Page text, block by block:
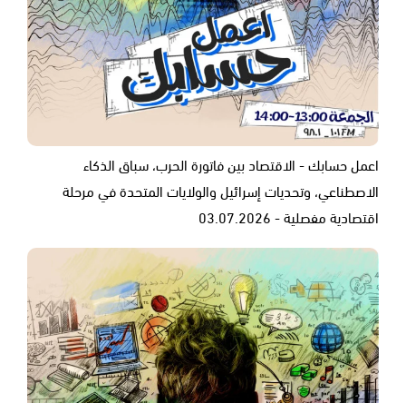
اعمل حسابك - الاقتصاد بين فاتورة الحرب، سباق الذكاء
الاصطناعي، وتحديات إسرائيل والولايات المتحدة في مرحلة
اقتصادية مفصلية - 03.07.2026